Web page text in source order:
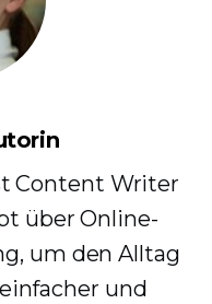
Content Writer
über Online-
um den Alltag
und